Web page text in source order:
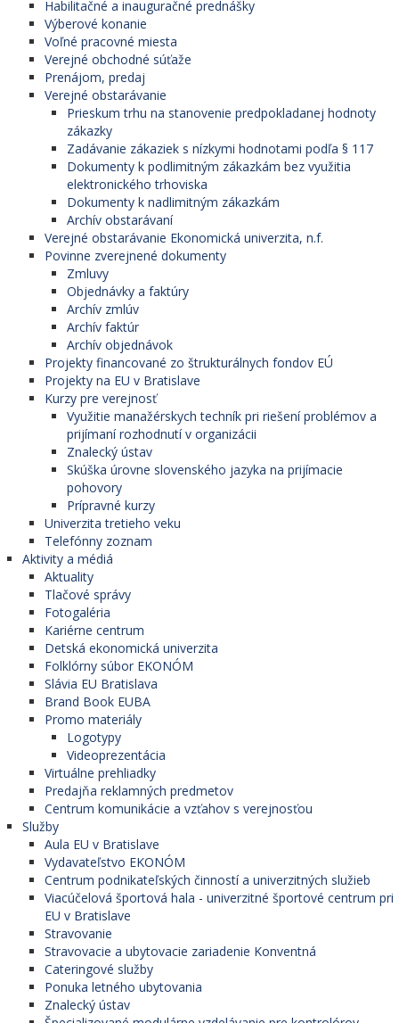
Habilitačné a inauguračné prednášky
Výberové konanie
Voľné pracovné miesta
Verejné obchodné súťaže
Prenájom, predaj
Verejné obstarávanie
Prieskum trhu na stanovenie predpokladanej hodnoty
zákazky
Zadávanie zákaziek s nízkymi hodnotami podľa § 117
Dokumenty k podlimitným zákazkám bez využitia
elektronického trhoviska
Dokumenty k nadlimitným zákazkám
Archív obstarávaní
Verejné obstarávanie Ekonomická univerzita, n.f.
Povinne zverejnené dokumenty
Zmluvy
Objednávky a faktúry
Archív zmlúv
Archív faktúr
Archív objednávok
Projekty financované zo štrukturálnych fondov EÚ
Projekty na EU v Bratislave
Kurzy pre verejnosť
Využitie manažérskych techník pri riešení problémov a
prijímaní rozhodnutí v organizácii
Znalecký ústav
Skúška úrovne slovenského jazyka na prijímacie
pohovory
Prípravné kurzy
Univerzita tretieho veku
Telefónny zoznam
Aktivity a médiá
Aktuality
Tlačové správy
Fotogaléria
Kariérne centrum
Detská ekonomická univerzita
Folklórny súbor EKONÓM
Slávia EU Bratislava
Brand Book EUBA
Promo materiály
Logotypy
Videoprezentácia
Virtuálne prehliadky
Predajňa reklamných predmetov
Centrum komunikácie a vzťahov s verejnosťou
Služby
Aula EU v Bratislave
Vydavateľstvo EKONÓM
Centrum podnikateľských činností a univerzitných služieb
Viacúčelová športová hala - univerzitné športové centrum pri
EU v Bratislave
Stravovanie
Stravovacie a ubytovacie zariadenie Konventná
Cateringové služby
Ponuka letného ubytovania
Znalecký ústav